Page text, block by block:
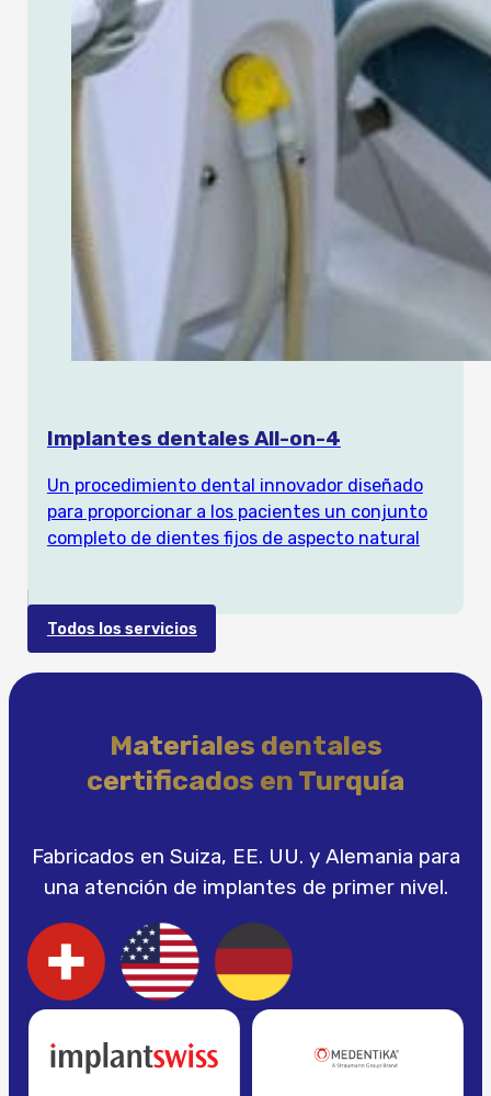
Implantes dentales All-on-4
Un procedimiento dental innovador diseñado
para proporcionar a los pacientes un conjunto
completo de dientes fijos de aspecto natural
Todos los servicios
Materiales dentales
certificados en Turquía
Fabricados en Suiza, EE. UU. y Alemania para
una atención de implantes de primer nivel.